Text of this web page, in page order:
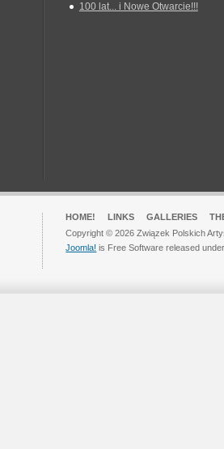
100 lat... i Nowe Otwarcie!!!
HOME! LINKS GALLERIES
Copyright © 2026 Związek Polskich
Joomla! is Free Software released